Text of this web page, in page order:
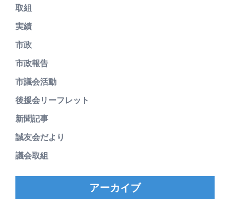
取組
実績
市政
市政報告
市議会活動
後援会リーフレット
新聞記事
誠友会だより
議会取組
アーカイブ